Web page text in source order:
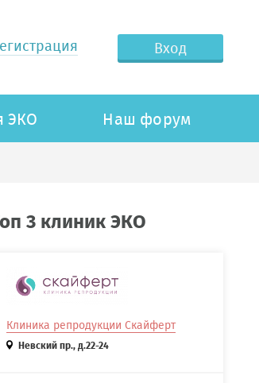
Вход
ЭКО Наш форум
3 клиник ЭКО
Клиника репродукции Скайферт
Невский пр., д.22-24